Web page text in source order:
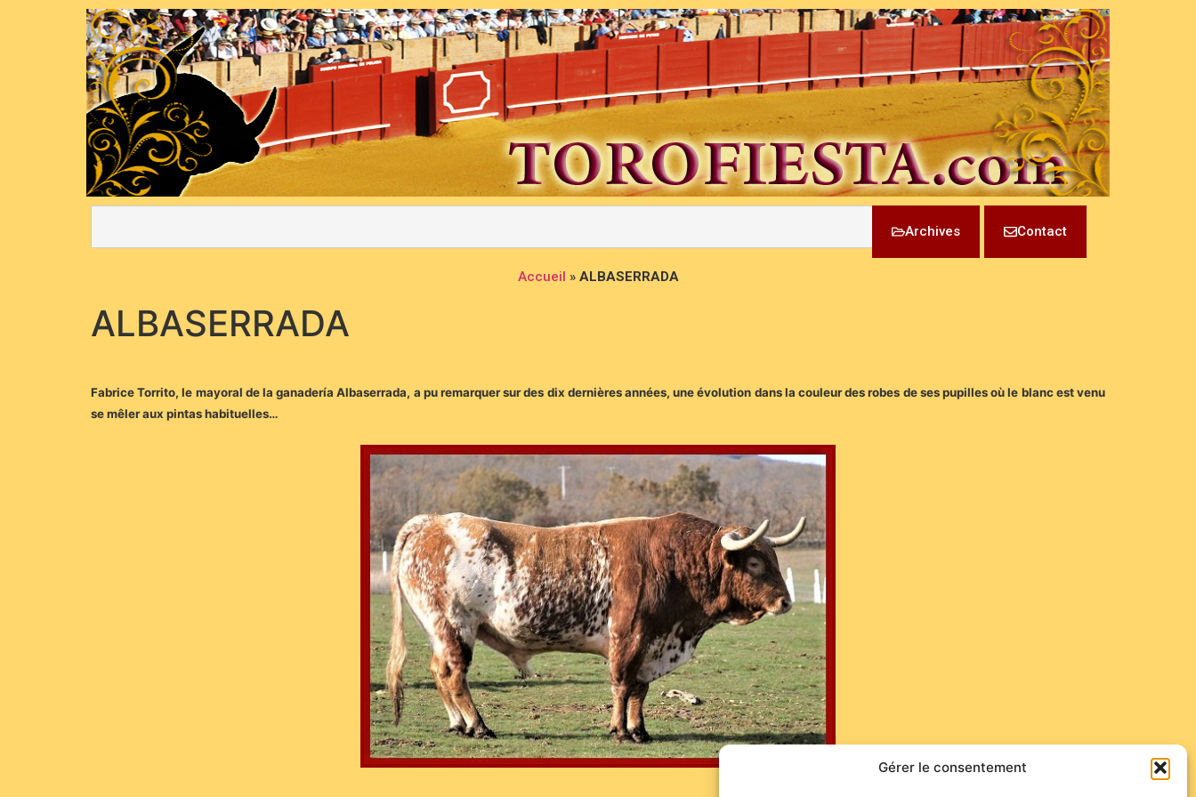
Gérer le consentement
Archives Contact
Accueil » ALBASERRADA
ALBASERRADA
Fabrice Torrito, le mayoral de la ganadería Albaserrada, a pu remarquer sur des dix dernières années, une évolution dans la couleur des robes de ses pupilles où le blanc est venu
se mêler aux pintas habituelles…